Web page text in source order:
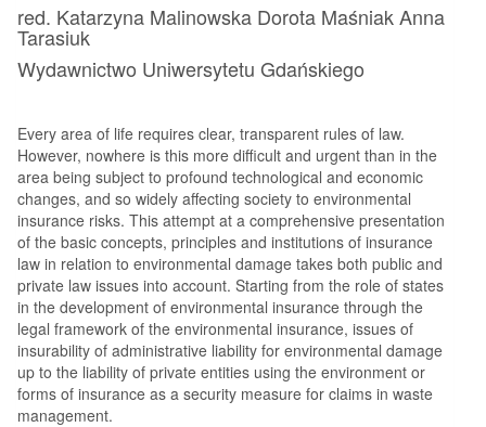
red. Katarzyna Malinowska Dorota Maśniak Anna
Tarasiuk
Wydawnictwo Uniwersytetu Gdańskiego
Every area of life requires clear, transparent rules of law.
However, nowhere is this more difficult and urgent than in the
area being subject to profound technological and economic
changes, and so widely affecting society to environmental
insurance risks. This attempt at a comprehensive presentation
of the basic concepts, principles and institutions of insurance
law in relation to environmental damage takes both public and
private law issues into account. Starting from the role of states
in the development of environmental insurance through the
legal framework of the environmental insurance, issues of
insurability of administrative liability for environmental damage
up to the liability of private entities using the environment or
forms of insurance as a security measure for claims in waste
management.